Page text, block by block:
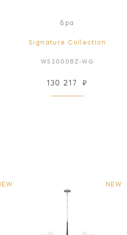
Бра
Signature Collection
WS2000BZ-WG
130 217 ₽
NEW